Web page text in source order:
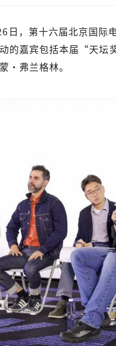
日，第十六届北京国
的嘉宾包括本届“天
·弗兰格林。